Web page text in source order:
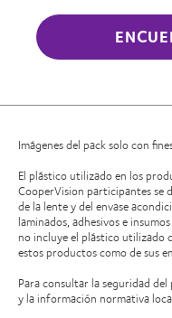
Imágenes del pack solo con
El plástico utilizado en los
CooperVision participantes se
de la lente y del envase
laminados, adhesivos e
no incluye el plástico utilizado
estos productos como de sus
Para consultar la seguridad
y la información normativa